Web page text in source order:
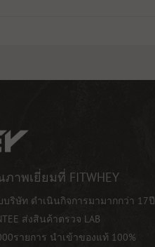
าพเยี่ยมที่ FITWHEY
ริษัท ดำเนินกิจการมามากกว่า 17ปี
ส่งสินค้าตรวจ LAB
รายการ นำเข้าของแท้ 100%